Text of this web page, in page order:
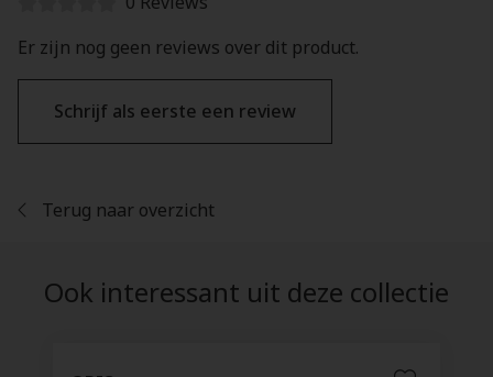
Er zijn nog geen reviews over dit product.
Schrijf als eerste een review
Terug naar overzicht
Ook interessant uit deze collectie